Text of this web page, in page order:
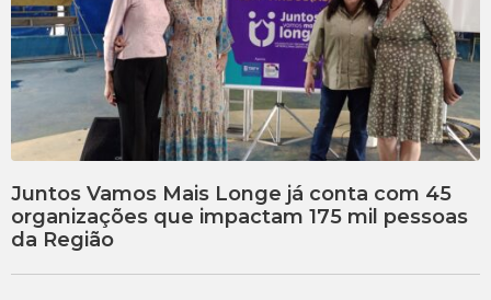
Juntos Vamos Mais Longe já conta com 45
organizações que impactam 175 mil pessoas
da Região